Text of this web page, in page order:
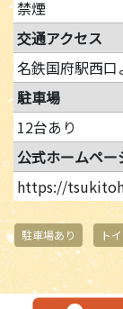
禁煙
交通アクセス
名鉄国府駅西
駐車場
12台あり
公式ホームペー
https://
駐車場あり ト